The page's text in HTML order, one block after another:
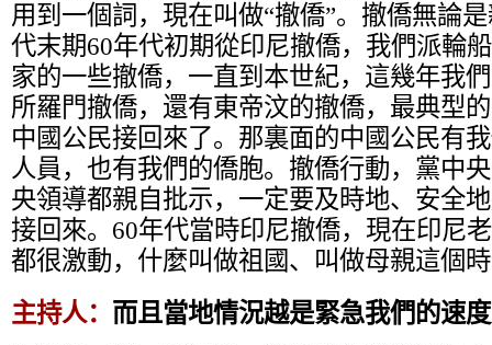
用到一個詞，現在叫做“撤僑”。撤僑無論
代末期60年代初期從印尼撤僑，我們派輪
家的一些撤僑，一直到本世紀，這幾年我
所羅門撤僑，還有東帝汶的撤僑，最典型
中國公民接回來了。那裏面的中國公民有
人員，也有我們的僑胞。撤僑行動，黨中
央領導都親自批示，一定要及時地、安全
接回來。60年代當時印尼撤僑，現在印尼
都很激動，什麼叫做祖國、叫做母親這個
主持人： 而且當地情況越是緊急我們的速